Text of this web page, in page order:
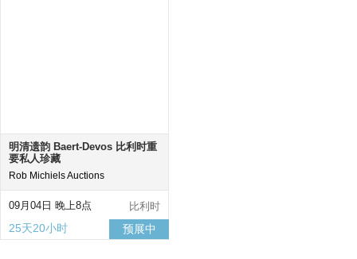
明清遗韵 Baert-Devos 比利时重
要私人珍藏
Rob Michiels Auctions
09月04日 晚上8点 比利时
25天20小时 预展中